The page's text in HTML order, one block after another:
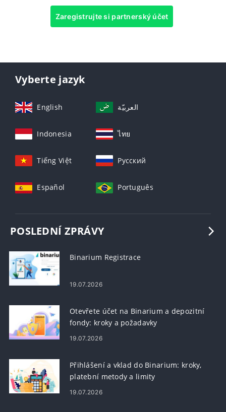
Zaregistrujte si partnerský účet
Vyberte jazyk
English العربيّة
Indonesia ไทย
Tiếng Việt Русский
Español Português
POSLEDNÍ ZPRÁVY
Binarium Registrace
19.07.2026
Otevřete účet na Binarium a depozitní
fondy: kroky a požadavky
19.07.2026
Přihlášení a vklad do Binarium: kroky,
platební metody a limity
19.07.2026